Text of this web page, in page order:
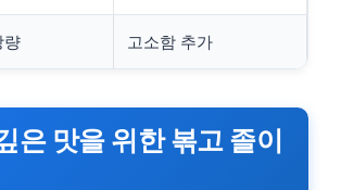
량 고소함 추가
은 맛을 위한 볶고 졸이